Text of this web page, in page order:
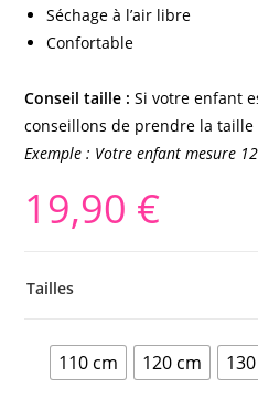
Séchage à l’air libre
Confortable
Conseil taille : Si votre enfant
conseillons de prendre la taille
Exemple : Votre enfant mesure
19,90 €
Tailles
110 cm 120 cm